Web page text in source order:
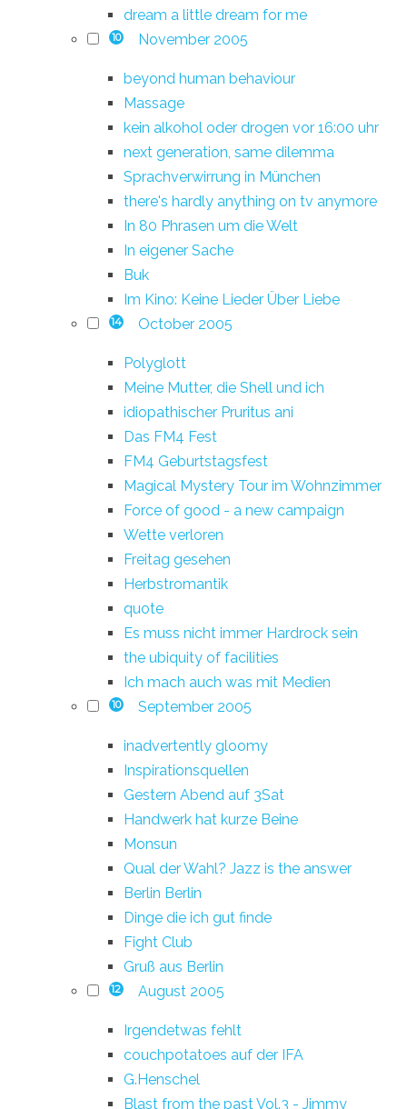
dream a little dream for me
10 November 2005
beyond human behaviour
Massage
kein alkohol oder drogen vor 16:00 uhr
next generation, same dilemma
Sprachverwirrung in München
there's hardly anything on tv anymore
In 80 Phrasen um die Welt
In eigener Sache
Buk
Im Kino: Keine Lieder Über Liebe
14 October 2005
Polyglott
Meine Mutter, die Shell und ich
idiopathischer Pruritus ani
Das FM4 Fest
FM4 Geburtstagsfest
Magical Mystery Tour im Wohnzimmer
Force of good - a new campaign
Wette verloren
Freitag gesehen
Herbstromantik
quote
Es muss nicht immer Hardrock sein
the ubiquity of facilities
Ich mach auch was mit Medien
10 September 2005
inadvertently gloomy
Inspirationsquellen
Gestern Abend auf 3Sat
Handwerk hat kurze Beine
Monsun
Qual der Wahl? Jazz is the answer
Berlin Berlin
Dinge die ich gut finde
Fight Club
Gruß aus Berlin
12 August 2005
Irgendetwas fehlt
couchpotatoes auf der IFA
G.Henschel
Blast from the past Vol.3 - Jimmy